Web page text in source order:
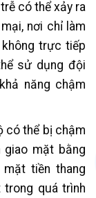
có thể xảy ra
nơi chỉ làm
trực tiếp
sử dụng đội
năng chậm
có thể bị chậm
giao mặt bằng
tiền thang
quá trình